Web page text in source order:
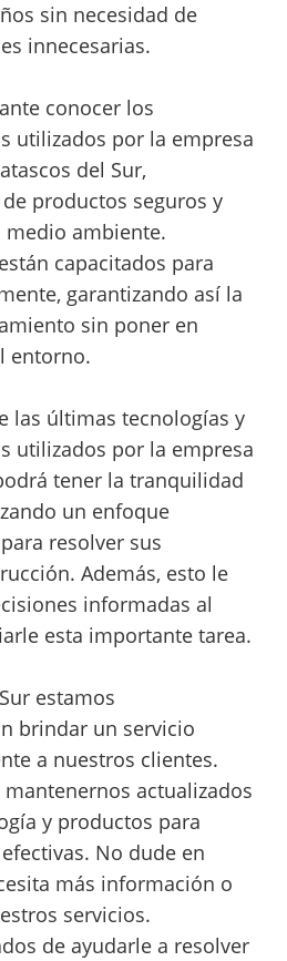
sin necesidad de
innecesarias.
conocer los
utilizados por la empresa
del Sur,
productos seguros y
medio ambiente.
capacitados para
garantizando así la
sin poner en
entorno.
las últimas tecnologías y
utilizados por la empresa
tener la tranquilidad
un enfoque
resolver sus
Además, esto le
informadas al
esta importante tarea.
estamos
brindar un servicio
a nuestros clientes.
actualizados
y productos para
No dude en
más información o
servicios.
de ayudarle a resolver